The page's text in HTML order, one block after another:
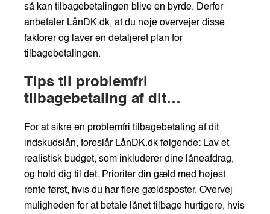
så kan tilbagebetalingen blive en byrde. Derfor
anbefaler LånDK.dk, at du nøje overvejer disse
faktorer og laver en detaljeret plan for
tilbagebetalingen.
Tips til problemfri
tilbagebetaling af dit
For at sikre en problemfri tilbagebetaling af dit
indskudslån, foreslår LånDK.dk følgende: Lav et
realistisk budget, som inkluderer dine låneafdrag,
og hold dig til det. Prioriter din gæld med højest
rente først, hvis du har flere gældsposter. Overvej
muligheden for at betale lånet tilbage hurtigere, hvis